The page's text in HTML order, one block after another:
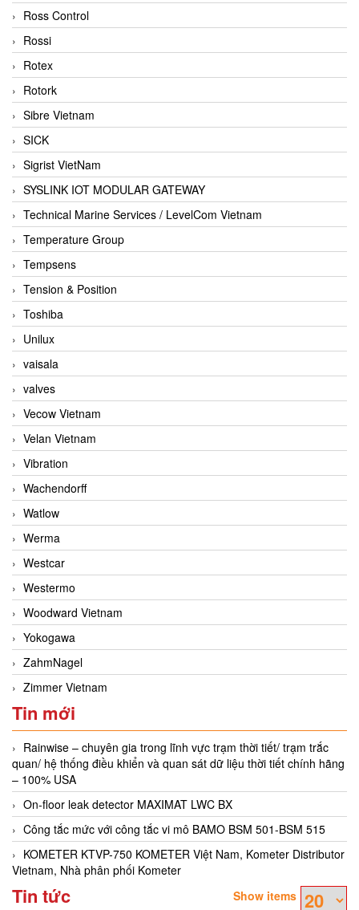
Ross Control
Rossi
Rotex
Rotork
Sibre Vietnam
SICK
Sigrist VietNam
SYSLINK IOT MODULAR GATEWAY
Technical Marine Services / LevelCom Vietnam
Temperature Group
Tempsens
Tension & Position
Toshiba
Unilux
vaisala
valves
Vecow Vietnam
Velan Vietnam
Vibration
Wachendorff
Watlow
Werma
Westcar
Westermo
Woodward Vietnam
Yokogawa
ZahmNagel
Zimmer Vietnam
Tin mới
Rainwise – chuyên gia trong lĩnh vực trạm thời tiết/ trạm trắc
quan/ hệ thống điều khiển và quan sát dữ liệu thời tiết chính hãng
– 100% USA
On-floor leak detector MAXIMAT LWC BX
Công tắc mức với công tắc vi mô BAMO BSM 501-BSM 515
KOMETER KTVP-750 KOMETER Việt Nam, Kometer Distributor
Vietnam, Nhà phân phối Kometer
Tin tức Show items